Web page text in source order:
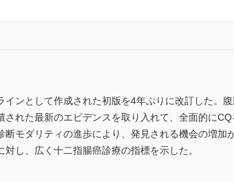
ンとして作成された初版を4年ぶりに改訂した。
れた最新のエビデンスを取り入れて、全面的にCQ
モダリティの進歩により、発見される機会の増
し、広く十二指腸癌診療の指標を示した。